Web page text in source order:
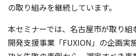
の取り組みを継続しています。
本セミナーでは、名古屋市が取り
開発支援事業「FUXION」の企画実